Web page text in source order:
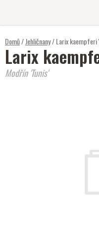
Domů/Jehličnany/Larix kaempferi
Larix
Modřín 'Tunis'